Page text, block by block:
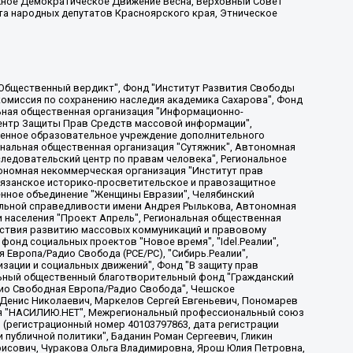
народных депутатов Красноярского края, Этническое
группа ЛГБТ+ "Реверс", Алексеев Андрей Викторович, Бекбулатова Таисия Львовна, Беляев Иван Михайлович, Владыкина Елена Сергеевна, Гельман Марат Александрович, Никульшина Вероника Юрьевна, Толоконникова Надежда Андреевна, Шендерович Виктор Анатольевич, Общество с ограниченной ответственностью "Данное сообщение", Общество с ограниченной ответственностью Издательский дом "Новая глава", Айнбиндер Александра Александровна, Московский комьюнити-центр для ЛГБТ+инициатив, Благотворительный фонд развития филантропии, Deutsche Welle (Германия, Kurt-Schumacher-Strasse 3, 53113 Bonn), Борзунова Мария Михайловна, Воробьев Виктор Викторович, Голубева Анна Львовна, Константинова Алла Михайловна, Малкова Ирина Владимировна, Мурадов Мурад Абдулгалимович, Осетинская Елизавета Николаевна, Понасенков Евгений Николаевич, Ганапольский Матвей Юрьевич, Киселев Евгений Алексеевич, Борухович Ирина Григорьевна, Дремин Иван Тимофеевич, Дубровский Дмитрий Викторович, Красноярская региональная общественная организация поддержки и развития альтернативных образовательных технологий и межкультурных коммуникаций "ИНТЕРРА", Маяковская Екатерина Алексеевна, Фейгин Марк Захарович, Филимонов Андрей Викторович, Дзугкоева Регина Николаевна, Доброхотов Роман Александрович, Дудь Юрий Александрович, Елкин Сергей Владимирович, Кругликов Кирилл Игоревич, Сабунаева Мария Леонидовна, Семенов Алексей Владимирович, Шаинян Карен Багратович, Шульман Екатерина Михайловна, Асафьев Артур Валерьевич, Вахштайн Виктор Семенович, Венедиктов Алексей Алексеевич, Лушникова Екатерина Евгеньевна, Волков Леонид Михайлович, Невзоров Александр Глебович, Пархоменко Сергей Борисович, Сироткин Ярослав Николаевич, Кара-Мурза Владимир Владимирович, Баранова Наталья Владимировна, Гозман Леонид Яковлевич, Кагарлицкий Борис Юльевич, Климарев Михаил Валерьевич, Милов Владимир Станиславович, Автономная некоммерческая организация Краснодарский центр современного искусства "Типография", Моргенштерн Алишер Тагирович, Соболь Любовь Эдуардовна, Общество с ограниченной ответственностью "ЛИЗА НОРМ", Каспаров Гарри Кимович, Ходорковский Михаил Борисович, Общество с ограниченной ответственностью "Апрельские тезисы", Данилович Ирина Брониславовна, Кашин Олег Владимирович, Петров Николай Владимирович, Пивоваров Алексей Владимирович, Соколов Михаил Владимирович, Цветкова Юлия Владимировна, Чичваркин Евгений Александрович, Комитет против пыток/Команда против пыток, Общество с ограниченной ответственностью "Первый научный", Общество с ограниченной ответственностью "Вертолет и ко", Белоцерковская Вероника Борисовна, Кац Максим Евгеньевич, Лазарева Татьяна Юрьевна, Шаведдинов Руслан Табризович, Яшин Илья Валерьевич, Общество с ограниченной ответственностью "Иноагент ААВ", Алешковский Дмитрий Петрович, Альбац Евгения Марковна, Быков Дмитрий Львович, Галямина Юлия Евгеньевна, Лойко Сергей Леонидович, Мартынов Кирилл Константинович, Медведев Сергей Александрович, Крашенинников Федор Геннадиевич, Гордеева Катерина Вл